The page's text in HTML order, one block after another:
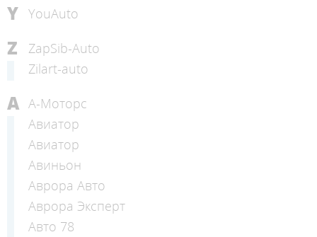
Y YouAuto
Z
ZapSib-Auto
Zilart-auto
А А-Моторс
Авиатор
Авиатор
Авиньон
Аврора Авто
Аврора Эксперт
Авто 78